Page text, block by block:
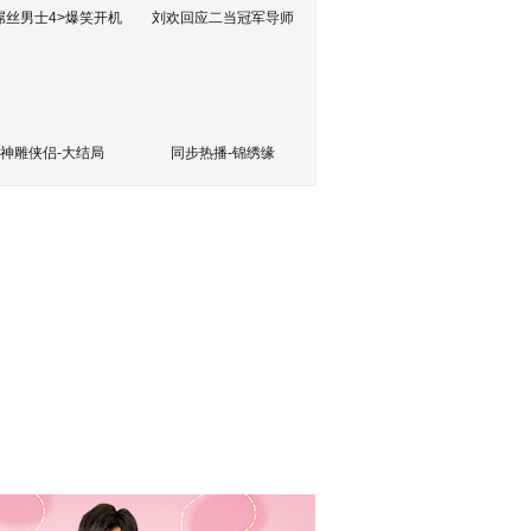
丝男士4>爆笑开机 刘欢回应二当冠军导师
神雕侠侣-大结局 同步热播-锦绣缘